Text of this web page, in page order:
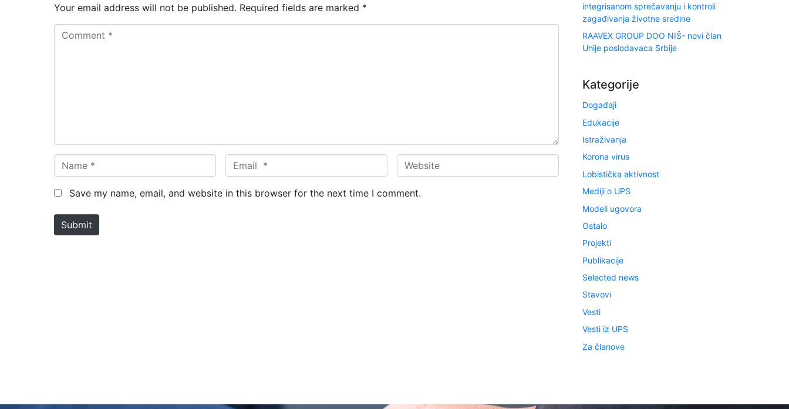
Your email address will not be published. Required fields are marked *
a
m
*
m
a
W
e
b
Save my name, email, and website in this browser for the next time I comment.
Submit
integrisanom sprečavanju i kontroli
zagađivanja životne sredine
RAAVEX GROUP DOO NIŠ- novi član
Unije poslodavaca Srbije
Kategorije
Događaji
Edukacije
Istraživanja
Korona virus
Lobistička aktivnost
Mediji o UPS
Modeli ugovora
Ostalo
Projekti
Publikacije
Selected news
Stavovi
Vesti
Vesti iz UPS
Za članove